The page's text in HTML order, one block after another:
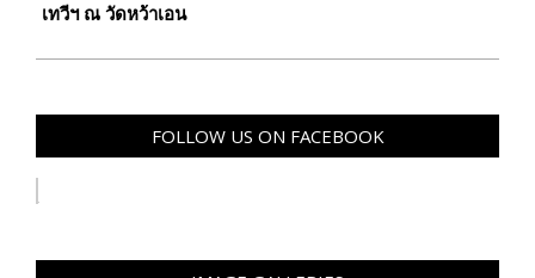
เทวีฯ ณ วัดหว้าเอน
FOLLOW US ON FACEBOOK